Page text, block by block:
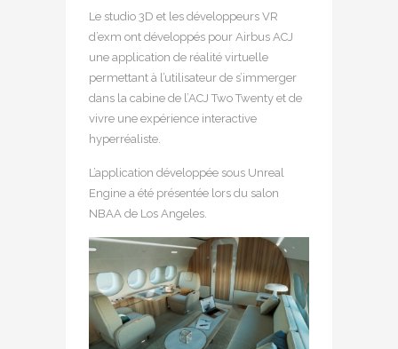
Le studio 3D et les développeurs VR
d’exm ont développés pour Airbus ACJ
une application de réalité virtuelle
permettant à l’utilisateur de s’immerger
dans la cabine de l’ACJ Two Twenty et de
vivre une expérience interactive
hyperréaliste.
L’application développée sous Unreal
Engine a été présentée lors du salon
NBAA de Los Angeles.